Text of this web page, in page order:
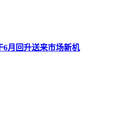
6月回升送来市场新机